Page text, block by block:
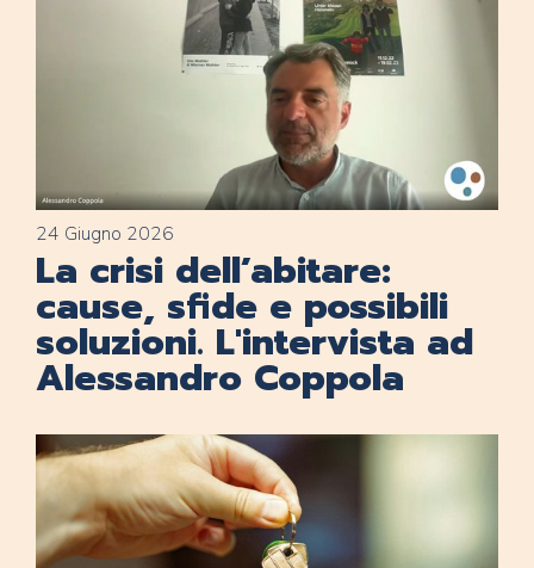
24 Giugno 2026
La crisi dell’abitare:
cause, sfide e possibili
soluzioni. L'intervista ad
Alessandro Coppola